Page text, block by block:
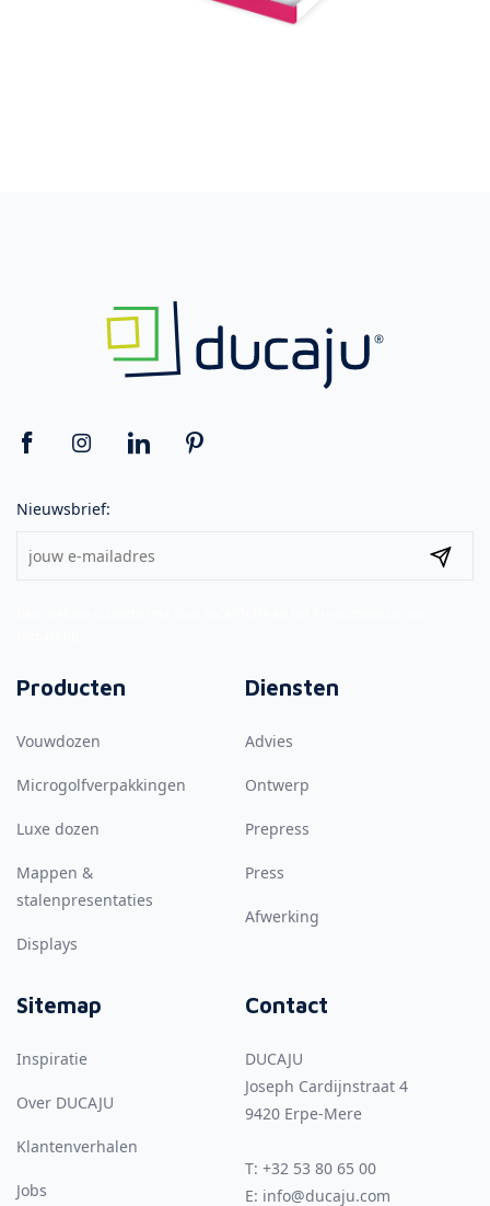
Nieuwsbrief:
Producten
Vouwdozen
Microgolfverpakkingen
Luxe dozen
Mappen &
stalenpresentaties
Displays
Diensten
Advies
Ontwerp
Prepress
Press
Afwerking
Sitemap
Inspiratie
Over DUCAJU
Klantenverhalen
Jobs
Contact
DUCAJU
Joseph Cardijnstraat 4
9420 Erpe-Mere
T: +32 53 80 65 00
E: info@ducaju.com